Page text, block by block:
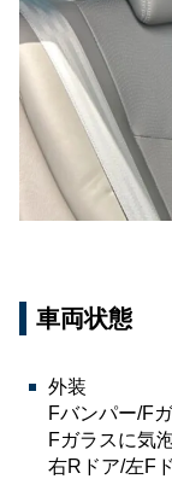
車両状態
外装
Fバンパー/F
Fガラスに気
右Rドア/左F